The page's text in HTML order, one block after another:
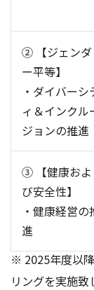
② 【ジェンダ
ー平等】
・ダイバーシ
ィ＆インクル
ジョンの推進
③ 【健康およ
び安全性】
・健康経営の
進
※ 2025年度以
リングを実施致